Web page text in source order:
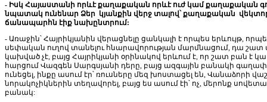
- Իսկ Հայաստանի որևէ քաղաքական որևէ ուժ կամ քաղաքական
նպատակ ունենար Ձեր կյանքին վերջ տալով՝ քաղաքական
ճանապարհն էիք նախընտրում:
- Առաջին՝ Հայրիկյանին վերացնելը ցանկալի է որպես երևույթ,
սեփական ուղով տանելու հնարավորության մարմնացում, դա շատ
կախված չէ, բայց Հայրիկյանի օրինակով երևում է, որ շատ բան է
հարցում Վազգեն Սարգսյանի դերը, բայց ազգային բանակի
ունեցել, ինքը ասում էր՝ ռուսները մեզ խոստացել են, Վանաձորի
նորակոչիկներին տեղավորել, բայց ես ասում էի՝ ոչ, մերոնք
բանակ: